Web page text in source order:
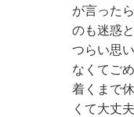
が言った
のも迷惑
つらい思
なくてご
着くまで
くて大丈